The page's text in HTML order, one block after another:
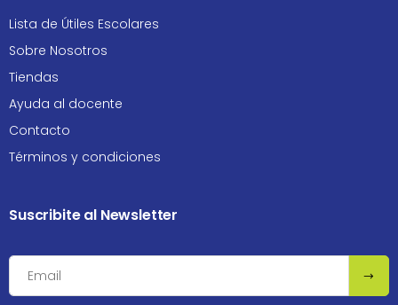
Lista de Útiles Escolares
Sobre Nosotros
Tiendas
Ayuda al docente
Contacto
Términos y condiciones
Suscribite al Newsletter